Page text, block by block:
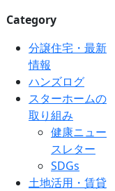
Category
分譲住宅・最新
情報
ハンズログ
スターホームの
取り組み
健康ニュー
スレター
SDGs
土地活用・賃貸